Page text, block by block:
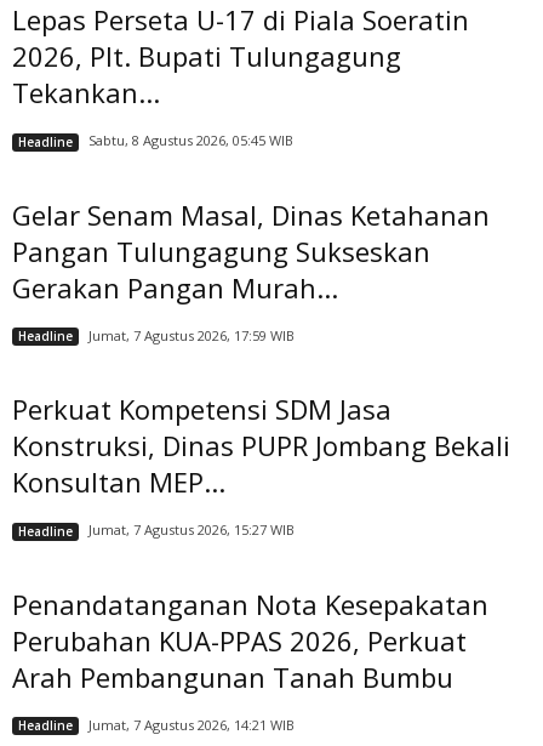
Lepas Perseta U-17 di Piala Soeratin
2026, Plt. Bupati Tulungagung
Tekankan...
Headline Sabtu, 8 Agustus 2026, 05:45 WIB
Gelar Senam Masal, Dinas Ketahanan
Pangan Tulungagung Sukseskan
Gerakan Pangan Murah...
Headline Jumat, 7 Agustus 2026, 17:59 WIB
Perkuat Kompetensi SDM Jasa
Konstruksi, Dinas PUPR Jombang Bekali
Konsultan MEP...
Headline Jumat, 7 Agustus 2026, 15:27 WIB
Penandatanganan Nota Kesepakatan
Perubahan KUA-PPAS 2026, Perkuat
Arah Pembangunan Tanah Bumbu
Headline Jumat, 7 Agustus 2026, 14:21 WIB